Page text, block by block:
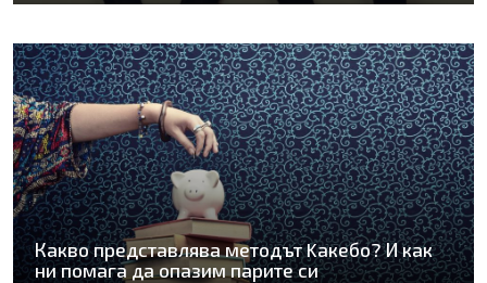
Какво представлява методът Kaкебо? И как
ни помага да опазим парите си